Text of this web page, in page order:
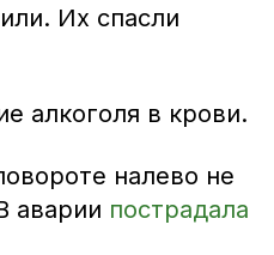
Их спасли
алкоголя в крови.
налево не
аварии пострадала